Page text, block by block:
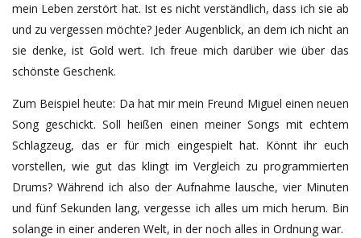
mein Leben zerstört hat. Ist es nicht verständlich, dass ich sie ab
und zu vergessen möchte? Jeder Augenblick, an dem ich nicht an
sie denke, ist Gold wert. Ich freue mich darüber wie über das
schönste Geschenk.
Zum Beispiel heute: Da hat mir mein Freund Miguel einen neuen
Song geschickt. Soll heißen einen meiner Songs mit echtem
Schlagzeug, das er für mich eingespielt hat. Könnt ihr euch
vorstellen, wie gut das klingt im Vergleich zu programmierten
Drums? Während ich also der Aufnahme lausche, vier Minuten
und fünf Sekunden lang, vergesse ich alles um mich herum. Bin
solange in einer anderen Welt, in der noch alles in Ordnung war.